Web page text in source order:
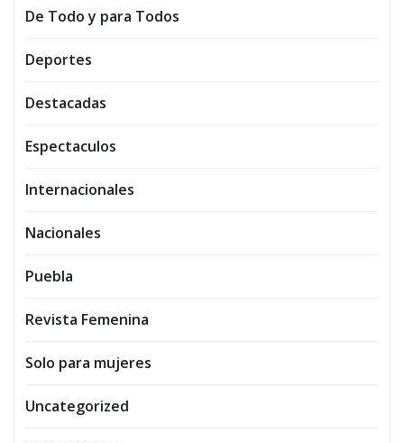
De Todo y para Todos
Deportes
Destacadas
Espectaculos
Internacionales
Nacionales
Puebla
Revista Femenina
Solo para mujeres
Uncategorized